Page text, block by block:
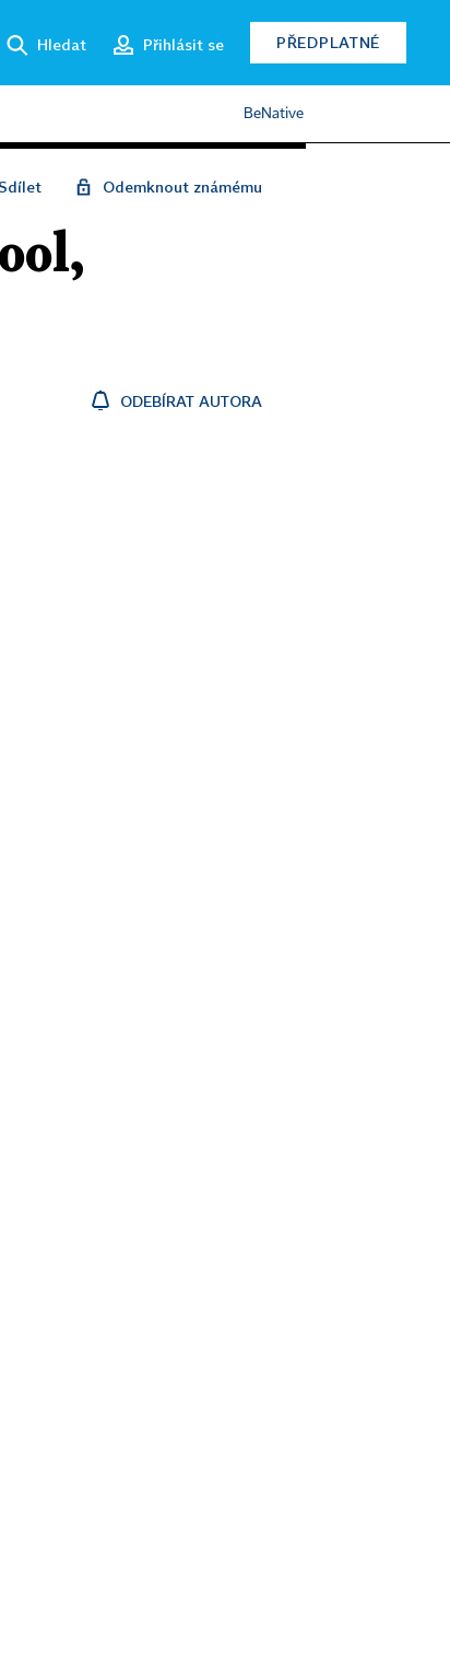
Hledat Přihlásit se PŘEDPLATNÉ
BeNative
Sdílet Odemknout známému
ODEBÍRAT AUTORA